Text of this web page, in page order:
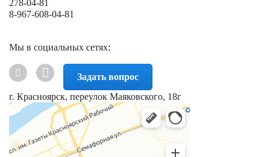
278-04-81
8-967-608-04-81
Мы в социальных сетях:
Задать вопрос
г. Красноярск, переулок Маяковского, 18г